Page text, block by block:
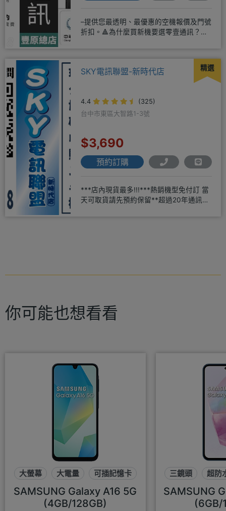
–提供您最透明、最優惠的空機報價及門號
折扣。🔺為什麼買新機要選零壹通訊？
精選
SKY電訊聯盟-新時代店
4.4
(325)
台中市東區大智路1-3號
$3,690
預約訂購
***店內現貨最多!!!***熱銷機型免付訂 當
天可取貨請先預約保留**超過20年通訊經
你可能也想看看
大螢幕 大電量 可插記憶卡
SAMSUNG Galaxy A16 5G
(4GB/128GB)
三鏡頭 超防
SAMSUNG
(6GB/